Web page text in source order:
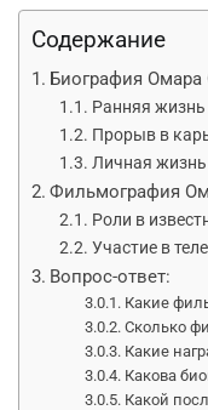
Содержание
Биография Омара
Ранняя
Прорыв в
Личная жизнь
Фильмография
Роли в
Участие в
Вопрос-ответ:
Какие
Сколько
Какие
Какова
Какой